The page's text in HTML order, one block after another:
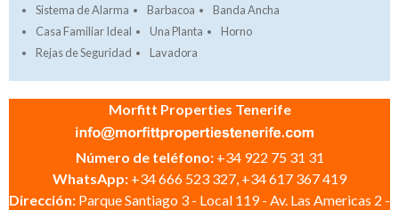
Sistema de Alarma Barbacoa
Banda Ancha
Casa Familiar Ideal
Una Planta
Horno
Rejas de Seguridad
Lavadora
Morfitt Properties Tenerife
Número de teléfono: +34 922 75 31 31
WhatsApp: +34 666 523 327, +34 617 367 419
Dirección: Parque Santiago 3 - Local 119 - Av. Las Americas 2 -